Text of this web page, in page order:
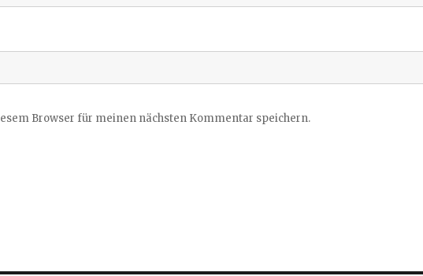
Browser für meinen nächsten Kommentar speichern.